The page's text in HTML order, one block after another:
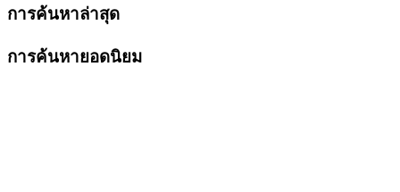
การค้นหาล่าสุด
การค้นหายอดนิยม